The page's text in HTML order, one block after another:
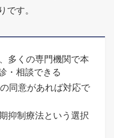
です。
多くの専門機関で本
・相談できる
同意があれば対応で
抑制療法という選択